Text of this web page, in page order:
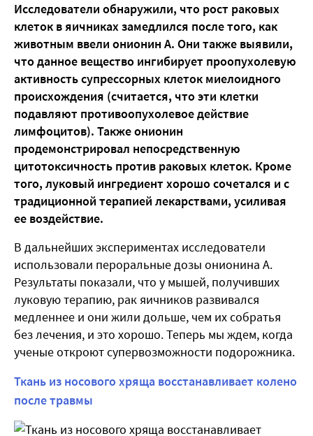
Исследователи обнаружили, что рост раковых
клеток в яичниках замедлился после того, как
животным ввели онионин А. Они также выявили,
что данное вещество ингибирует проопухолевую
активность супрессорных клеток миелоидного
происхождения (считается, что эти клетки
подавляют противоопухолевое действие
лимфоцитов). Также онионин
продемонстрировал непосредственную
цитотоксичность против раковых клеток. Кроме
того, луковый ингредиент хорошо сочетался и с
традиционной терапией лекарствами, усиливая
ее воздействие.
В дальнейших экспериментах исследователи
использовали пероральные дозы онионина А.
Результаты показали, что у мышей, получивших
луковую терапию, рак яичников развивался
медленнее и они жили дольше, чем их собратья
без лечения, и это хорошо. Теперь мы ждем, когда
ученые откроют супервозможности подорожника.
Ткань из носового хряща восстанавливает колено
после травмы